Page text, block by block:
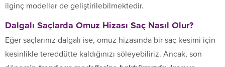
ilginç modeller de geliştirilebilmektedir.
Dalgalı Saçlarda Omuz Hizası Saç Nasıl Olur?
Eğer saçlarınız dalgalı ise, omuz hizasında bir saç kesimi için
kesinlikle tereddütte kaldığınızı söleyebiliriz. Ancak, son